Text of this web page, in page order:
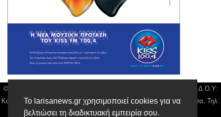
Το larisanews.gr χρησιμοποιεί cookies για να
βελτιώσει τη διαδικτυακή εμπειρία σου.
© Larisa News | Διακριτικός Τίτλος: Orion Media, ΑΦΜ: 043750542, Δ.Ο.Υ:
Καρδίτσας, Υπο/μα Λάρισας, Δ/νση: Φαρμακίδου 36 τ.κ 41222 Λάρισα, Τηλ:
2410 259100, email: news@larisanews.gr